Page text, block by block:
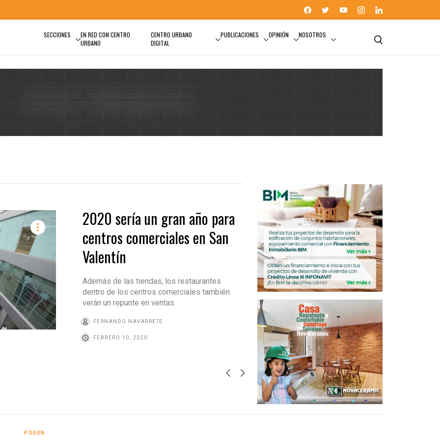
SECCIONES
EN RED CON CENTRO
URBANO
CENTRO URBANO
DIGITAL
PUBLICACIONES OPINIÓN NOSOTROS
2020 sería un gran año para
centros comerciales en San
Valentín
Además de las tiendas, los restaurantes
dentro de los centros comerciales también
verán un repunte en ventas
FERNANDO NAVARRETE
FEBRERO 10, 2020
POGEN
POGEN